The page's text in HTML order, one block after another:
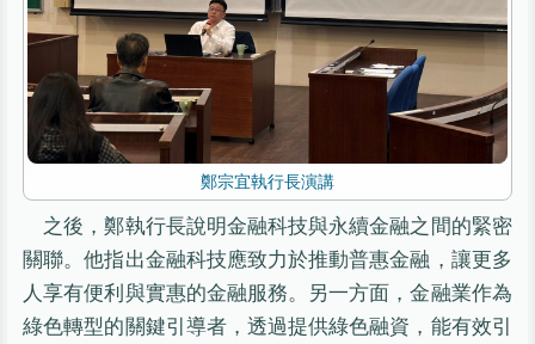
鄭宗宜執行長演講
之後，鄭執行長說明金融科技與永續金融之間的緊密
關聯。他指出金融科技應致力於推動普惠金融，讓更多
人享有便利與實惠的金融服務。另一方面，金融業作為
綠色轉型的關鍵引導者，透過提供綠色融資，能有效引